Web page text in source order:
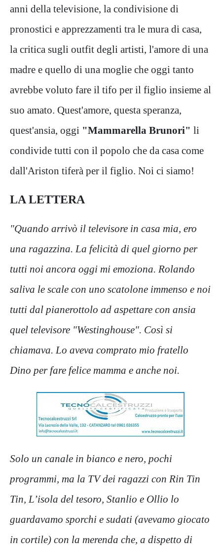
anni della televisione, la condivisione di
pronostici e apprezzamenti tra le mura di casa,
la critica sugli outfit degli artisti, l'amore di una
madre e quello di una moglie che oggi tanto
avrebbe voluto fare il tifo per il figlio insieme al
suo amato. Quest'amore, questa speranza,
quest'ansia, oggi "Mammarella Brunori" li
condivide tutti con il popolo che da casa come
dall'Ariston tiferà per il figlio. Noi ci siamo!
LA LETTERA
"Quando arrivò il televisore in casa mia, ero
una ragazzina. La felicità di quel giorno per
tutti noi ancora oggi mi emoziona. Rolando
saliva le scale con uno scatolone immenso e noi
tutti dal pianerottolo ad aspettare con ansia
quel televisore "Westinghouse". Così si
chiamava. Lo aveva comprato mio fratello
Dino per fare felice mamma e anche noi.
Solo un canale in bianco e nero, pochi
programmi, ma la TV dei ragazzi con Rin Tin
Tin, L’isola del tesoro, Stanlio e Ollio lo
guardavamo sporchi e sudati (avevamo giocato
in cortile) con la merenda che, a dispetto di